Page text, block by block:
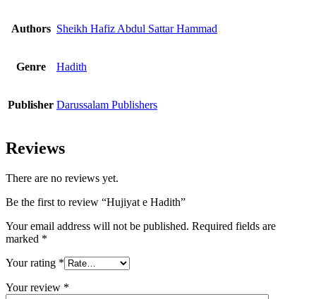
Authors Sheikh Hafiz Abdul Sattar Hammad
Genre Hadith
Publisher Darussalam Publishers
Reviews
There are no reviews yet.
Be the first to review “Hujiyat e Hadith”
Your email address will not be published. Required fields are
marked *
Your rating *
Your review *